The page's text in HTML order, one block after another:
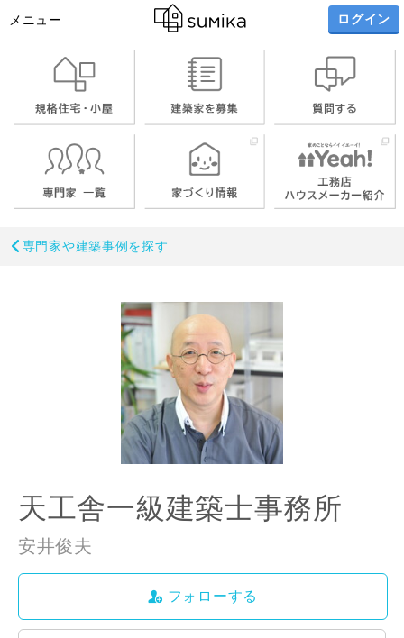
メニュー ログイン
専門家や建築事例を探す
天工舎一級建築士事務所
安井俊夫
フォローする